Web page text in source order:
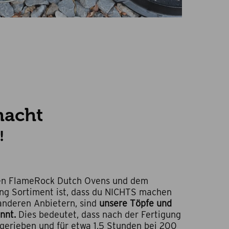
FlameRock Dutch Ovens und dem
Sortiment ist, dass du NICHTS machen
Anbietern, sind unsere Töpfe und
Dies bedeutet, dass nach der Fertigung
und für etwa 1,5 Stunden bei 200